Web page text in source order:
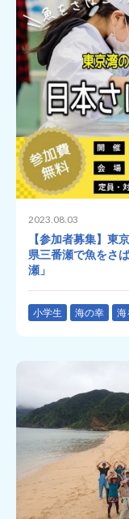
2023.08.03
【参加者募集】東
県三番瀬で魚をさ
瀬」
小学生 海の幸 海